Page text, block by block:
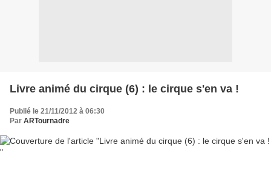
Livre animé du cirque (6) : le cirque s'en va !
Publié le 21/11/2012 à 06:30
Par ARTournadre